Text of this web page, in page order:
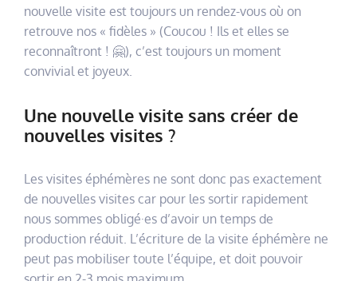
nouvelle visite est toujours un rendez-vous où on
retrouve nos « fidèles » (Coucou ! Ils et elles se
reconnaîtront ! 🤗), c’est toujours un moment
convivial et joyeux.
Une nouvelle visite sans créer de
nouvelles visites ?
Les visites éphémères ne sont donc pas exactement
de nouvelles visites car pour les sortir rapidement
nous sommes obligé·es d’avoir un temps de
production réduit. L’écriture de la visite éphémère ne
peut pas mobiliser toute l’équipe, et doit pouvoir